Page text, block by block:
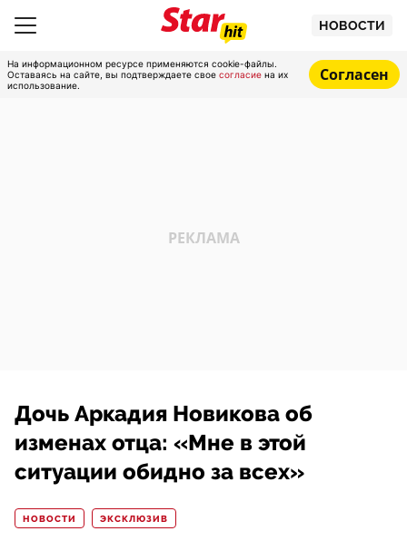
НОВОСТИ
На информационном ресурсе применяются cookie-файлы.
Оставаясь на сайте, вы подтверждаете свое согласие на их
использование.
Согласен
Дочь Аркадия Новикова об
изменах отца: «Мне в этой
ситуации обидно за всех»
НОВОСТИ ЭКСКЛЮЗИВ